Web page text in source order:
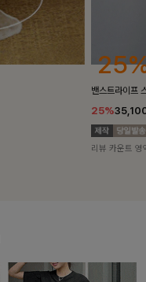
10%
[5천장돌파/
10%
리뷰 카운트 영